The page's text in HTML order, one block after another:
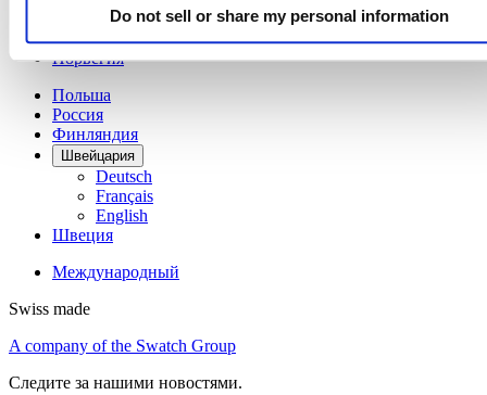
Do not sell or share my personal information
Français
Нидерланды
Норвегия
Польша
Россия
Финляндия
Швейцария
Deutsch
Français
English
Швеция
Международный
Swiss made
A company of the Swatch Group
Следите за нашими новостями.